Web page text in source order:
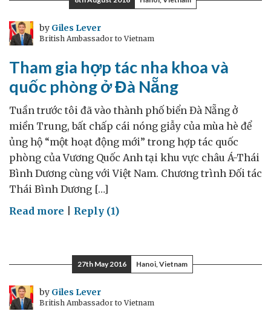
cam
kết
của
cho
năm
2017
by Giles Lever
British Ambassador to Vietnam
Tham gia hợp tác nha khoa và
quốc phòng ở Đà Nẵng
Tuần trước tôi đã vào thành phố biển Đà Nẵng ở
miền Trung, bất chấp cái nóng giẫy của mùa hè để
ủng hộ “một hoạt động mới” trong hợp tác quốc
phòng của Vương Quốc Anh tại khu vực châu Á-Thái
Bình Dương cùng với Việt Nam. Chương trình Đối tác
Thái Bình Dương […]
Read more on
hợp
tác
nha
khoa
Reply (1)
27th May 2016 Hanoi, Vietnam
by Giles Lever
British Ambassador to Vietnam